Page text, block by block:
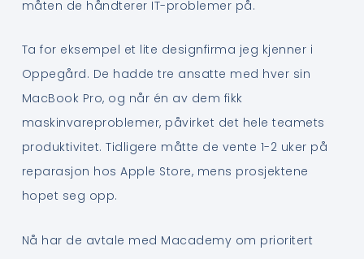
måten de håndterer IT-problemer på.
Ta for eksempel et lite designfirma jeg kjenner i
Oppegård. De hadde tre ansatte med hver sin
MacBook Pro, og når én av dem fikk
maskinvareproblemer, påvirket det hele teamets
produktivitet. Tidligere måtte de vente 1-2 uker på
reparasjon hos Apple Store, mens prosjektene
hopet seg opp.
Nå har de avtale med Macademy om prioritert